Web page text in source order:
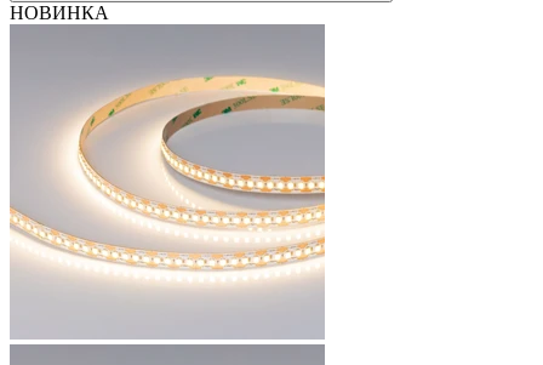
НОВИНКА